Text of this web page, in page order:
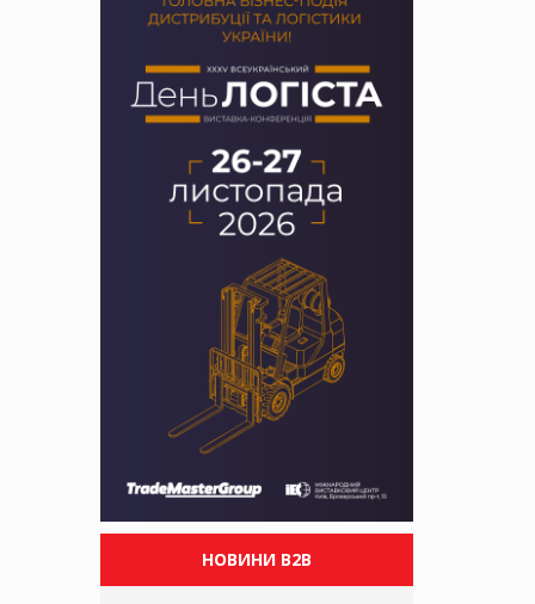
НОВИНИ B2B